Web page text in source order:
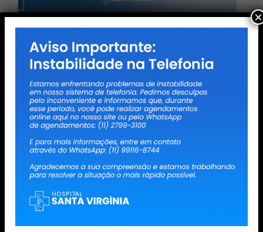
Arritmias Cardíacas: conheça os
sinais, riscos e avanços no
tratamento
Entenda como identificar os sinais das
arritmias cardíacas, os riscos para a
×